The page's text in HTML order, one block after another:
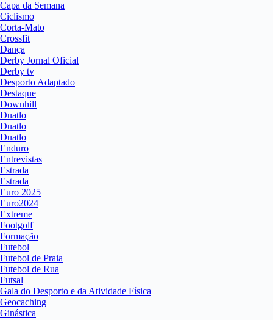
Capa da Semana
Ciclismo
Corta-Mato
Crossfit
Dança
Derby Jornal Oficial
Derby tv
Desporto Adaptado
Destaque
Downhill
Duatlo
Duatlo
Duatlo
Enduro
Entrevistas
Estrada
Estrada
Euro 2025
Euro2024
Extreme
Footgolf
Formação
Futebol
Futebol de Praia
Futebol de Rua
Futsal
Gala do Desporto e da Atividade Física
Geocaching
Ginástica